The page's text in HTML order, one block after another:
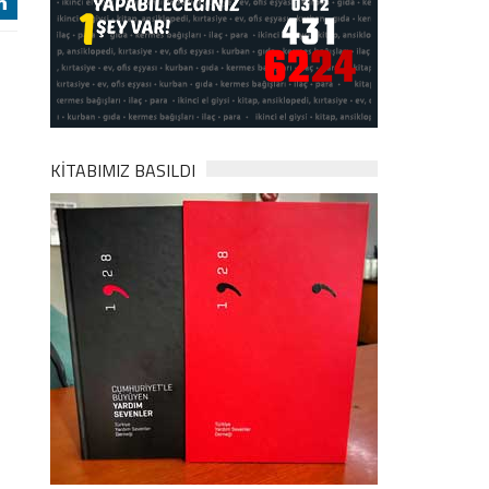
KİTABIMIZ BASILDI